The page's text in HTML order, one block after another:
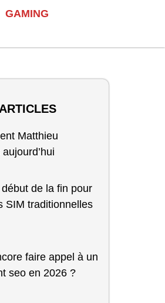
GAMING
Matthieu
de la fin pour
SIM traditionnelles
faire appel à un
seo en 2026 ?